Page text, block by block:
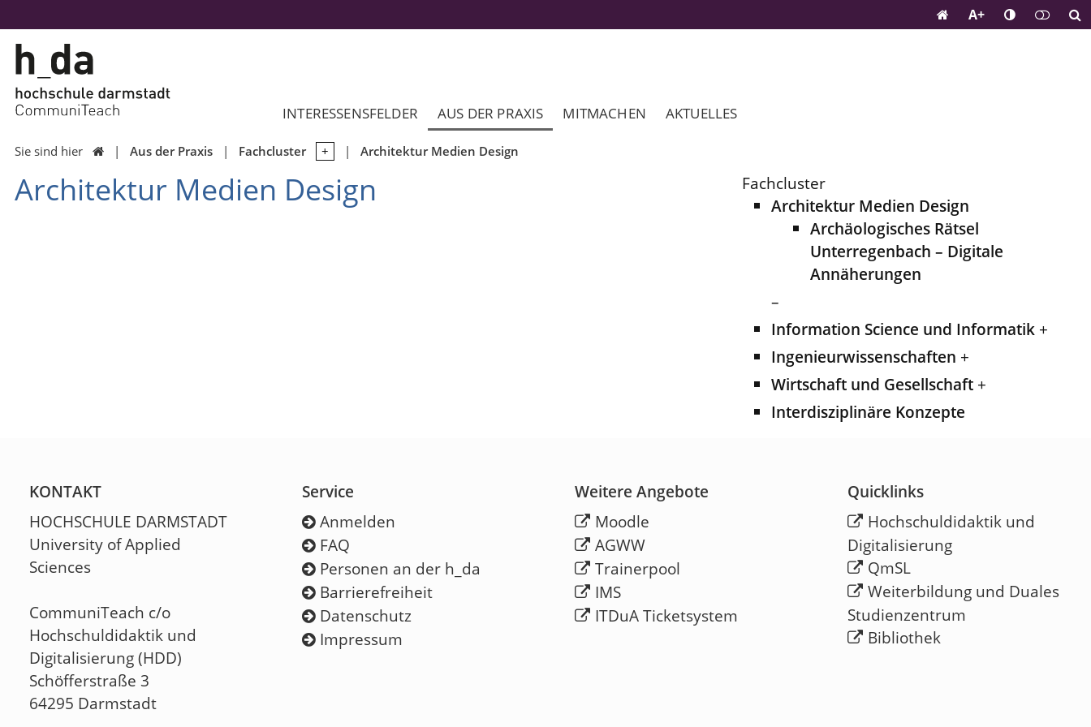
A+
INTERESSENSFELDER AUS DER PRAXIS MITMACHEN AKTUELLES
Sie sind hier  Aus der Praxis Fachcluster Architektur Medien Design
Architektur Medien Design
Fachcluster
Architektur Medien Design
Archäologisches Rätsel
Unterregenbach – Digitale
Annäherungen
–
Information Science und Informatik +
Ingenieurwissenschaften +
Wirtschaft und Gesellschaft +
Interdisziplinäre Konzepte
KONTAKT
HOCHSCHULE DARMSTADT
University of Applied
Sciences
CommuniTeach c/o
Hochschuldidaktik und
Digitalisierung (HDD)
Schöfferstraße 3
64295 Darmstadt
Service
Anmelden
FAQ
Personen an der h_da
Barrierefreiheit
Datenschutz
Impressum
Weitere Angebote
Moodle
AGWW
Trainerpool
IMS
ITDuA Ticketsystem
Quicklinks
Hochschuldidaktik und
Digitalisierung
QmSL
Weiterbildung und Duales
Studienzentrum
Bibliothek